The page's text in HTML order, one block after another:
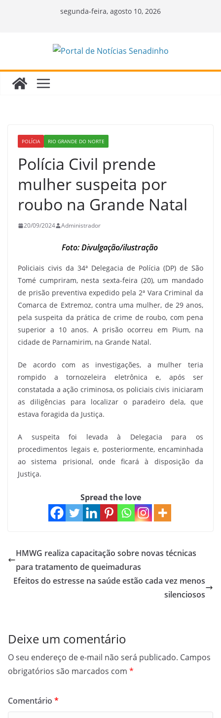
segunda-feira, agosto 10, 2026
POLÍCIA RIO GRANDE DO NORTE
Polícia Civil prende
mulher suspeita por
roubo na Grande Natal
20/09/2024 Administrador
Foto: Divulgação/ilustração
Policiais civis da 34ª Delegacia de Polícia (DP) de São
Tomé cumpriram, nesta sexta-feira (20), um mandado
de prisão preventiva expedido pela 2ª Vara Criminal da
Comarca de Extremoz, contra uma mulher, de 29 anos,
pela suspeita da prática de crime de roubo, com pena
superior a 10 anos. A prisão ocorreu em Pium, na
cidade de Parnamirim, na Grande Natal.
De acordo com as investigações, a mulher teria
rompido a tornozeleira eletrônica e, após ser
constatada a ação criminosa, os policiais civis iniciaram
as diligências para localizar o paradeiro dela, que
estava foragida da Justiça.
A suspeita foi levada à Delegacia para os
procedimentos legais e, posteriormente, encaminhada
ao sistema prisional, onde ficará à disposição da
Justiça.
Spread the love
HMWG realiza capacitação sobre novas técnicas
para tratamento de queimaduras
Efeitos do estresse na saúde estão cada vez menos
silenciosos
Deixe um comentário
O seu endereço de e-mail não será publicado. Campos
obrigatórios são marcados com *
Comentário *